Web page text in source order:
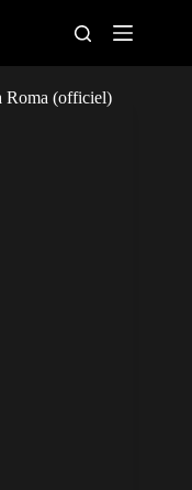
Roma (officiel)